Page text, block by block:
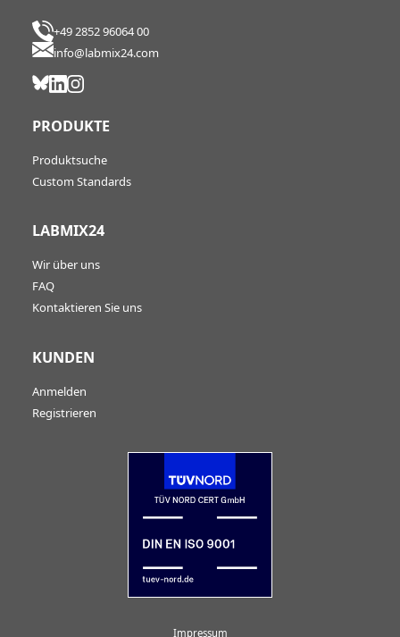
+49 2852 96064 00
info@labmix24.com
PRODUKTE
Produktsuche
Custom Standards
LABMIX24
Wir über uns
FAQ
Kontaktieren Sie uns
KUNDEN
Anmelden
Registrieren
Impressum